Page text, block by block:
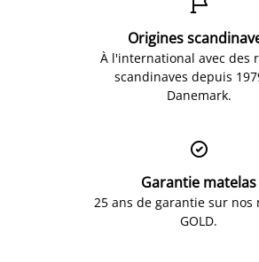
Origines
À l'international avec des
scandinaves depuis
Danemark.

Garantie matelas
25 ans de garantie sur nos
GOLD.